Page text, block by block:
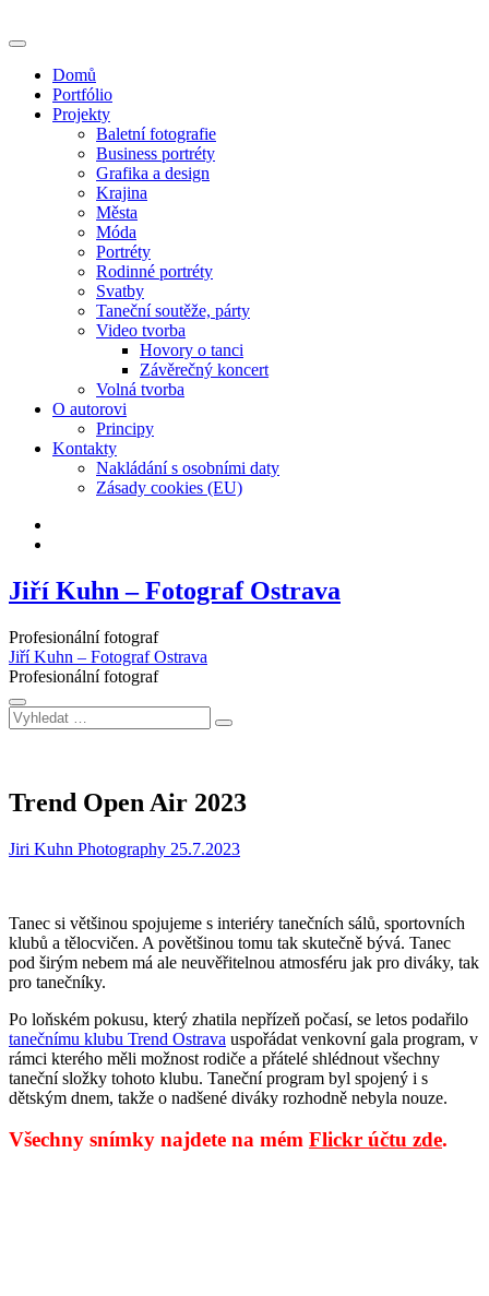
to
Domů
Portfólio
Projekty
Baletní fotografie
Business portréty
Grafika a design
Krajina
Města
Móda
Portréty
Rodinné portréty
Svatby
Taneční soutěže, párty
Video tvorba
Hovory o tanci
Závěrečný koncert
Volná tvorba
O autorovi
Principy
Kontakty
Nakládání s osobními daty
Zásady cookies (EU)
Jiří Kuhn – Fotograf Ostrava
Profesionální fotograf
Jiří Kuhn – Fotograf Ostrava
Profesionální fotograf
Vyhledat
…
Trend Open Air 2023
Jiri Kuhn Photography 25.7.2023
Tanec si většinou spojujeme s interiéry tanečních sálů, sportovních
klubů a tělocvičen. A povětšinou tomu tak skutečně bývá. Tanec
pod širým nebem má ale neuvěřitelnou atmosféru jak pro diváky, tak
pro tanečníky.
Po loňském pokusu, který zhatila nepřízeň počasí, se letos podařilo
tanečnímu klubu Trend Ostrava uspořádat venkovní gala program, v
rámci kterého měli možnost rodiče a přátelé shlédnout všechny
taneční složky tohoto klubu. Taneční program byl spojený i s
dětským dnem, takže o nadšené diváky rozhodně nebyla nouze.
Všechny snímky najdete na mém Flickr účtu zde.